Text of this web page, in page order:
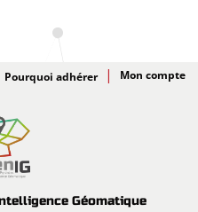
Géomatique
Adhésion
Pourquoi adhérer